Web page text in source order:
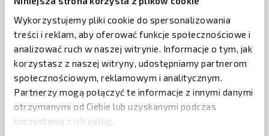
Wykorzystujemy pliki cookie do spersonalizowania
treści i reklam, aby oferować funkcje społecznościowe i
analizować ruch w naszej witrynie. Informacje o tym, jak
korzystasz z naszej witryny, udostępniamy partnerom
społecznościowym, reklamowym i analitycznym.
Partnerzy mogą połączyć te informacje z innymi danymi
otrzymanymi od Ciebie lub uzyskanymi podczas
korzystania z ich usług.
LX
ZAPYTAJ O CENĘ
Drukarka TSC TC200